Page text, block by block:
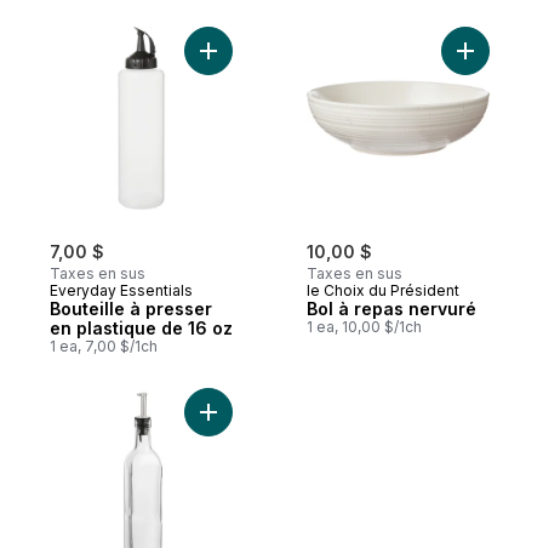
7,00 $
Taxes en sus
Everyday Essentials
Bouteille à presser
en plastique de 16 oz
1 ea, 7,00 $/1ch
10,00 $
Taxes en sus
le Choix du Président
Bol à repas nervuré
1 ea, 10,00 $/1ch
Ajouter
Ajouter Bouteille d'huile ou vinaigre 6